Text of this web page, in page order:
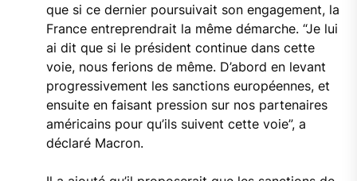
que si ce dernier poursuivait son engagement, la
France entreprendrait la même démarche. “Je lui
ai dit que si le président continue dans cette
voie, nous ferions de même. D’abord en levant
progressivement les sanctions européennes, et
ensuite en faisant pression sur nos partenaires
américains pour qu’ils suivent cette voie”, a
déclaré Macron.